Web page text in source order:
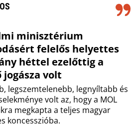
minisztérium
felelős helyettes
héttel ezelőttig a
jogásza volt
legszemtelenebb, legnyíltabb és
volt az, hogy a MOL
megkapta a teljes magyar
koncesszióba.